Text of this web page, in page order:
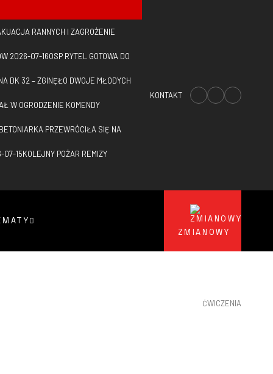
RANNYCH I ZAGROŻENIE
2026-07-16OSP RYTEL GOTOWA DO
DK 32 – ZGINĘŁO DWOJE MŁODYCH
W OGRODZENIE KOMENDY
PRZEWRÓCIŁA SIĘ NA
07-15KOLEJNY POŻAR REMIZY
KONTAKT
ZMIANOWY
ĆWICZENIA